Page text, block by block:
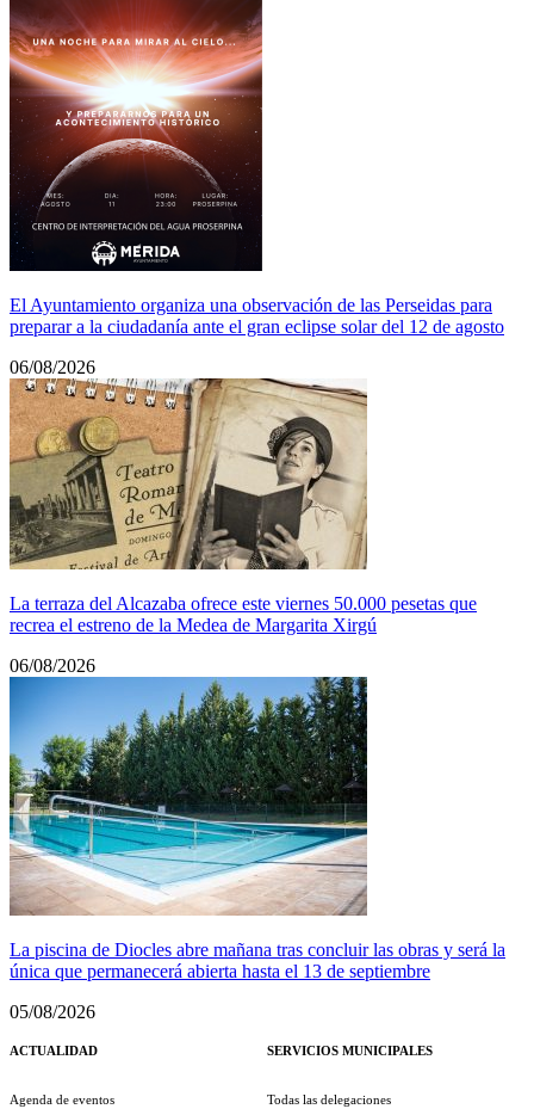
El Ayuntamiento organiza una observación de las Perseidas para
preparar a la ciudadanía ante el gran eclipse solar del 12 de agosto
06/08/2026
La terraza del Alcazaba ofrece este viernes 50.000 pesetas que
recrea el estreno de la Medea de Margarita Xirgú
06/08/2026
La piscina de Diocles abre mañana tras concluir las obras y será la
única que permanecerá abierta hasta el 13 de septiembre
05/08/2026
ACTUALIDAD
Agenda de eventos
SERVICIOS MUNICIPALES
Todas las delegaciones